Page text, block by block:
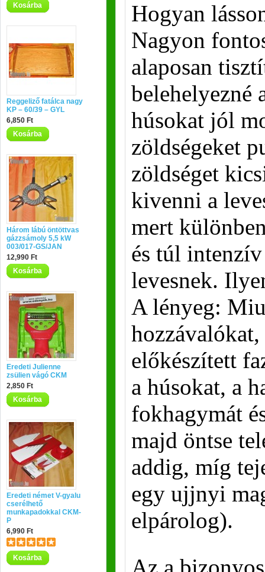
Kosárba
Reggeliző fatálca nagy
KP – 60/39 – GYL
6,850 Ft
Kosárba
Három lábú öntöttvas
gázzsámoly 5,5 kW
003/017-GS/JAN
12,990 Ft
Kosárba
Eredeti Julienne
zsülien vágó CKM
2,850 Ft
Kosárba
Eredeti német V-gyalu
cserélhető
munkapadokkal CKM-
P
6,990 Ft
Kosárba
Hogyan
Nagyon
alaposan
belehelyezné
húsokat jól
zöldségeket
zöldséget
kivenni a
mert
és túl
levesnek.
A lényeg:
előkészített
a húsokat, a
fokhagymát
majd öntse
addig, míg
egy ujjnyi
elpárolog).